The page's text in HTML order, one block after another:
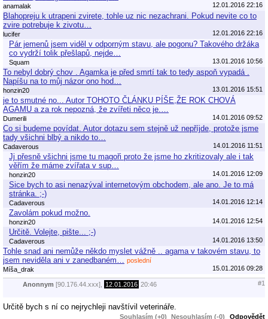
anamalak 12.01.2016 22:16
Blahopreju k utrapeni zvirete, tohle uz nic nezachrani. Pokud nevite co to
zvire potrebuje k zivotu…
lucifer 12.01.2016 22:16
Pár jemenů jsem viděl v odporným stavu, ale pogonu? Takového držáka
co vydrží tolik přešlapů, nejde…
Squam 13.01.2016 10:56
To nebyl dobrý chov . Agamka je před smrtí tak to tedy aspoň vypadá .
Napíšu na to můj názor ono hod…
honzin20 13.01.2016 15:51
je to smutné no... Autor TOHOTO ČLÁNKU PÍŠE,ŽE ROK CHOVÁ
AGAMU a za rok nepozná, že zvířeti něco je.…
Dumerili 14.01.2016 09:52
Co si budeme povídat. Autor dotazu sem stejně už nepříjde, protože jsme
tady všichni blbý a nikdo to…
Cadaverous 14.01.2016 11:51
Jj přesně všichni jsme tu magoři proto že jsme ho zkritizovaly ale i tak
věřím že máme zvířata v sup…
honzin20 14.01.2016 12:09
Sice bych to asi nenazýval internetovým obchodem, ale ano. Je to má
stránka. ;-)
Cadaverous 14.01.2016 12:14
Zavolám pokud možno.
honzin20 14.01.2016 12:54
Určitě. Volejte, pište... ;-)
Cadaverous 14.01.2016 13:50
Tohle snad ani nemůže někdo myslet vážně .. agama v takovém stavu, to
jsem neviděla ani v zanedbaném…
poslední
Míša_drak
15.01.2016 09:28
Anonnym [90.176.44.xxx], 12.01.2016 20:46 #1
Určitě bych s ní co nejrychleji navštívil veterináře.
Souhlasím (+0) Nesouhlasím (-0) Odpovědět